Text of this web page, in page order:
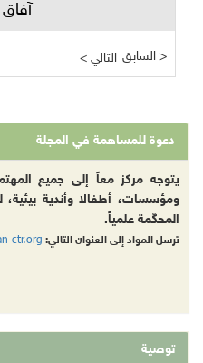
< التالي السابق >
دعوة للمساهمة في المجلة
يتوجه مركز معاً إلى جميع
ومؤسسات، أطفالا وأندية
المحكّمة علمياً.
ترسل المواد إلى العنوان التالي: ctr.org
توصية